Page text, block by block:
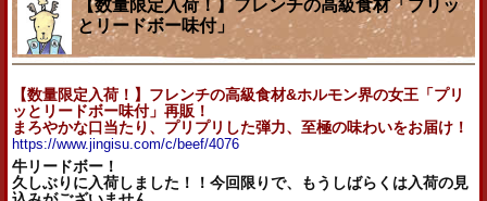
【数量限定入荷！】フレンチの高級食材「プリッ
とリードボー味付」
【数量限定入荷！】フレンチの高級食材&ホルモン界の女王「プリ
ッとリードボー味付」再販！
まろやかな口当たり、プリプリした弾力、至極の味わいをお届け！
https://www.jingisu.com/c/beef/4076
牛リードボー！
久しぶりに入荷しました！！今回限りで、もうしばらくは入荷の見